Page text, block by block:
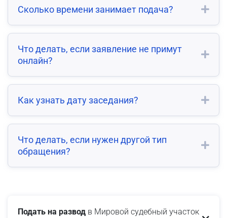
Сколько времени занимает подача?
Что делать, если заявление не примут
онлайн?
Как узнать дату заседания?
Что делать, если нужен другой тип
обращения?
Подать на развод в Мировой судебный участок